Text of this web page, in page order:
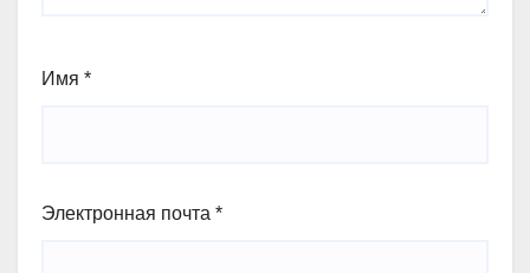
Имя *
Электронная почта *